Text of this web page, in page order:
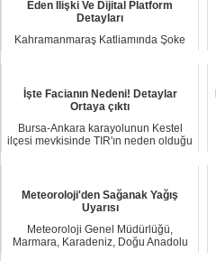
Eden İlişki Ve Dijital Platform
Detayları
Kahramanmaraş Katliamında Şoke
İşte Facianın Nedeni! Detaylar
Ortaya çıktı
Bursa-Ankara karayolunun Kestel
ilçesi mevkisinde TIR'ın neden olduğu
Meteoroloji'den Sağanak Yağış
Uyarısı
Meteoroloji Genel Müdürlüğü,
Marmara, Karadeniz, Doğu Anadolu